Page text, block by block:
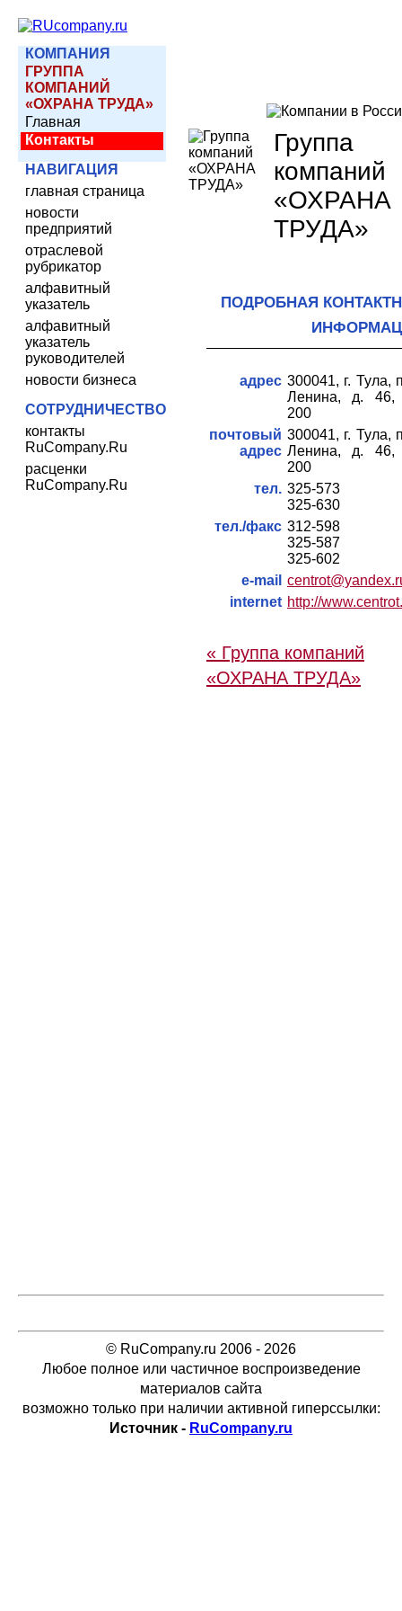
КОМПАНИЯ
ГРУППА
КОМПАНИЙ
«ОХРАНА ТРУДА»
Главная
Контакты
НАВИГАЦИЯ
главная страница
новости
предприятий
отраслевой
рубрикатор
алфавитный
указатель
алфавитный
указатель
руководителей
новости бизнеса
СОТРУДНИЧЕСТВО
контакты
RuCompany.Ru
расценки
RuCompany.Ru
Группа
компаний
«ОХРАНА
ТРУДА»
ПОДРОБНАЯ
адрес 300041, г. Тула,
Ленина, д. 46,
200
почтовый
адрес
300041, г. Тула,
Ленина, д. 46,
200
тел. 325-573
325-630
тел./факс 312-598
325-587
325-602
e-mail
internet http://
« Группа компаний
«ОХРАНА ТРУДА»
© RuCompany.ru 2006 - 2026
Любое полное или частичное воспроизведение
материалов сайта
возможно только при наличии активной гиперссылки:
Источник - RuCompany.ru